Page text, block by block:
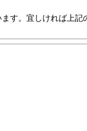
す。宜しければ上